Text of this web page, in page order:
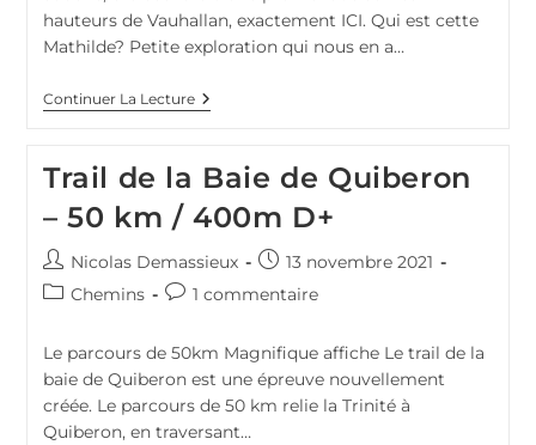
hauteurs de Vauhallan, exactement ICI. Qui est cette
Mathilde? Petite exploration qui nous en a…
Continuer La LectureLe
Châtaignier
À
Vauhallan
Trail de la Baie de Quiberon
– 50 km / 400m D+
Auteur/autrice
de
Nicolas Demassieux
Publication
publiée :
13 novembre 2021
PostChemins
Commentaires
la
publication :
1 commentaire
Le parcours de 50km Magnifique affiche Le trail de la
baie de Quiberon est une épreuve nouvellement
créée. Le parcours de 50 km relie la Trinité à
Quiberon, en traversant…